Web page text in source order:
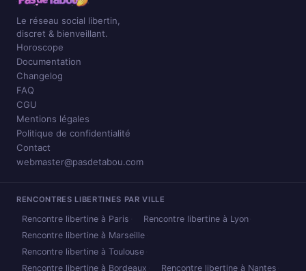
Le réseau social libertin,
discret & bienveillant.
Horoscope
Documentation
Changelog
FAQ
CGU
Mentions légales
Politique de confidentialité
Contact
webmaster@pasdetabou.com
RENCONTRES LIBERTINES PAR VILLE
Rencontre libertine à Paris
Rencontre libertine à Lyon
Rencontre libertine à Marseille
Rencontre libertine à Toulouse
Rencontre libertine à Bordeaux
Rencontre libertine à Nantes